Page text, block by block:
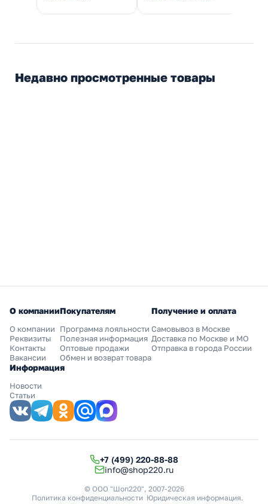
Недавно просмотренные товары
О компании
О компании
Реквизиты
Контакты
Вакансии
Покупателям
Программа лояльности
Полезная информация
Оптовые продажи
Обмен и возврат товара
Получение и оплата
Самовывоз в Москве
Доставка по Москве и МО
Отправка в города России
Информация
Новости
Статьи
+7 (499) 220-88-88
info@shop220.ru
© ООО "Шоп220", 2007-2026
Политика конфиденциальности Юридическая информация.